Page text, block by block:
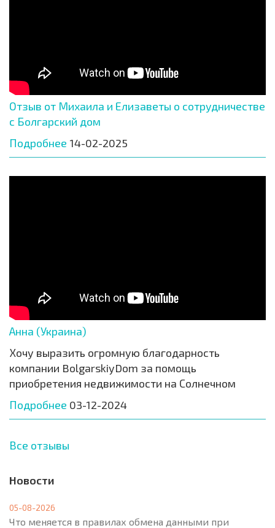
Отзыв от Михаила и Елизаветы о сотрудничестве
с Болгарский дом
Подробнее 14-02-2025
Анна (Украина)
Хочу выразить огромную благодарность
компании BolgarskiyDom за помощь
приобретения недвижимости на Солнечном
Подробнее 03-12-2024
Все отзывы
Новости
05-08-2026
Что меняется в правилах обмена данными при